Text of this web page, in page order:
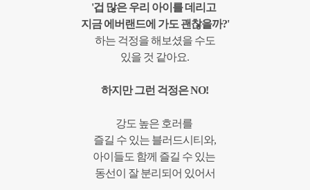
'겁 많은 우리 아이를 데리고
지금 에버랜드에 가도 괜찮을까?'
하는 걱정을 해보셨을 수도
있을 것 같아요.
하지만 그런 걱정은NO!
강도 높은호러를
즐길 수 있는 블러드시티와,
아이들도 함께 즐길 수 있는
동선이 잘분리되어 있어서